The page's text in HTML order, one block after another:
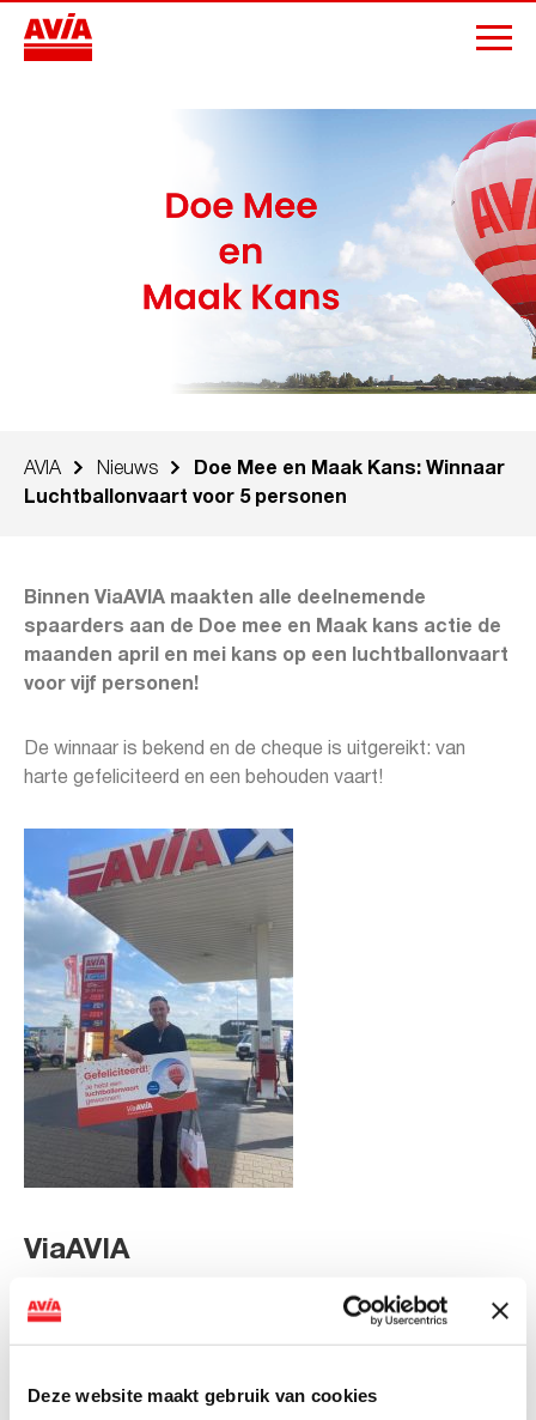
Deze website maakt gebruik van cookies
AVIA Nieuws
Doe Mee en Maak Kans: Winnaar
Luchtballonvaart voor 5 personen
Binnen ViaAVIA maakten alle deelnemende
spaarders aan de Doe mee en Maak kans actie de
maanden april en mei kans op een luchtballonvaart
voor vijf personen!
De winnaar is bekend en de cheque is uitgereikt: van
harte gefeliciteerd en een behouden vaart!
ViaAVIA
Met ViaAVIA ben je onderweg naar leuke extra’s. En je
kunt meedoen met te gekke winacties zoals deze! Deze